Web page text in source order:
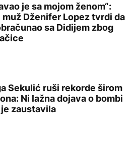
ženom“: Prvi muž Dženifer
je sa mojom ženom“:
muž Dženifer Lopez tvrdi da
sa Didijem zbog
širom regiona: Ni lažna
Sekulić ruši rekorde širom
Ni lažna dojava o bombi
zaustavila